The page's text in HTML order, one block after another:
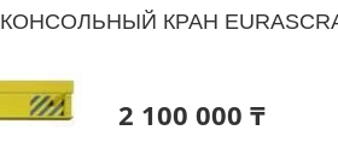
КОНСОЛЬНЫЙ КРАН
2 100 000 ₸